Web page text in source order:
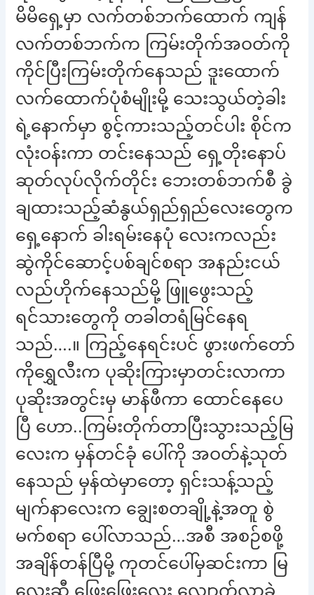
မိမိရှေ့မှာ လက်တစ်ဘက်ထောက် ကျန်
လက်တစ်ဘက်က ကြမ်းတိုက်အဝတ်ကို
ကိုင်ပြီးကြမ်းတိုက်နေသည် ဒူးထောက်
လက်ထောက်ပုံစံမျိုးမို့ သေးသွယ်တဲ့ခါး
ရဲ့နောက်မှာ စွင့်ကားသည့်တင်ပါး စိုင်က
လုံးဝန်းကာ တင်းနေသည် ရှေ့တိုးနောပ်
ဆုတ်လုပ်လိုက်တိုင်း ဘေးတစ်ဘက်စီ ခွဲ
ချထားသည့်ဆံနွယ်ရှည်ရှည်လေးတွေက
ရှေ့နောက် ခါးရမ်းနေပုံ လေးကလည်း
ဆွဲကိုင်ဆောင့်ပစ်ချင်စရာ အနည်းငယ်
လည်ဟိုက်နေသည်မို့ ဖြူဖွေးသည့်
ရင်သားတွေကို တခါတရံမြင်နေရ
သည်….။ ကြည့်နေရင်းပင် ဖွားဖက်တော်
ကိုရွှေလီးက ပုဆိုးကြားမှာတင်းလာကာ
ပုဆိုးအတွင်းမှ မာန်ဖီကာ ထောင်နေပေ
ပြီ ဟော..ကြမ်းတိုက်တာပြီးသွားသည့်မြ
လေးက မှန်တင်ခုံ ပေါ်ကို အဝတ်နဲ့သုတ်
နေသည် မှန်ထဲမှာတော့ ရှင်းသန့်သည့်
မျက်နာလေးက ချွေးစတချို့နဲ့အတူ စွဲ
မက်စရာ ပေါ်လာသည်…အစီ အစဉ်စဖို့
အချိန်တန်ပြီမို့ ကုတင်ပေါ်မှဆင်းကာ မြ
လေးဆီ ဖြေးဖြေးလေး လျှောက်လာခဲ့